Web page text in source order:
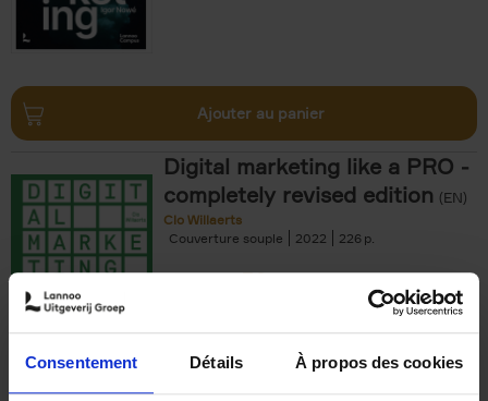
Consentement Détails À propos des cookies
Ajouter au panier
Digital marketing like a PRO -
completely revised edition (EN)
Clo Willaerts
Couverture souple
2022 226
€35,50